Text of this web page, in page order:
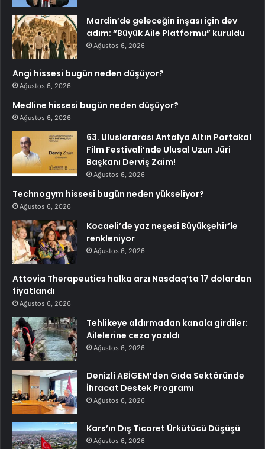
Mardin’de geleceğin inşası için dev
adım: “Büyük Aile Platformu” kuruldu
Ağustos 6, 2026
Angi hissesi bugün neden düşüyor?
Ağustos 6, 2026
Medline hissesi bugün neden düşüyor?
Ağustos 6, 2026
63. Uluslararası Antalya Altın Portakal
Film Festivali’nde Ulusal Uzun Jüri
Başkanı Derviş Zaim!
Ağustos 6, 2026
Technogym hissesi bugün neden yükseliyor?
Ağustos 6, 2026
Kocaeli’de yaz neşesi Büyükşehir’le
renkleniyor
Ağustos 6, 2026
Attovia Therapeutics halka arzı Nasdaq’ta 17 dolardan
fiyatlandı
Ağustos 6, 2026
Tehlikeye aldırmadan kanala girdiler:
Ailelerine ceza yazıldı
Ağustos 6, 2026
Denizli ABİGEM’den Gıda Sektöründe
İhracat Destek Programı
Ağustos 6, 2026
Kars’ın Dış Ticaret Ürkütücü Düşüşü
Ağustos 6, 2026